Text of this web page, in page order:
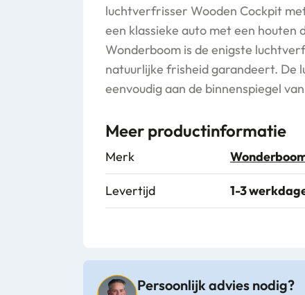
luchtverfrisser Wooden Cockpit
een klassieke auto met een houten
Wonderboom is de enigste
natuurlijke frisheid garandeert. De
eenvoudig aan de binnenspiegel
Meer productinformatie
Merk
Levertijd 1-3
Persoonlijk advies nodig?